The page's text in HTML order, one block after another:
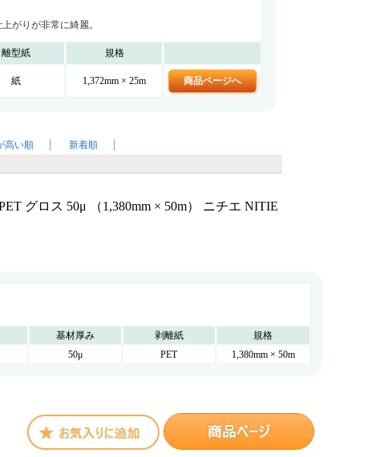
高い順
新着順
グロス 50μ （1,380mm × 50m） ニチエ NITIE
基材厚み 剥離紙
規格
50μ PET 1,380mm × 50m